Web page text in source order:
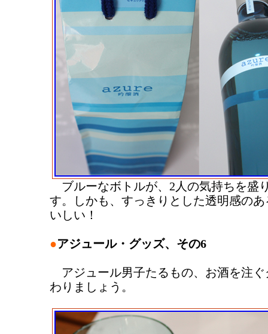
ブルーなボトルが、2人の気持ちを盛
す。しかも、すっきりとした透明感の
いしい！
●アジュール・グッズ、その6
アジュール男子たるもの、お酒を注ぐ
わりましょう。